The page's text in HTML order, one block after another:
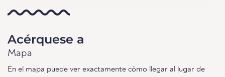
Acérquese a
Mapa
En el mapa puede ver exactamente cómo llegar al lugar de